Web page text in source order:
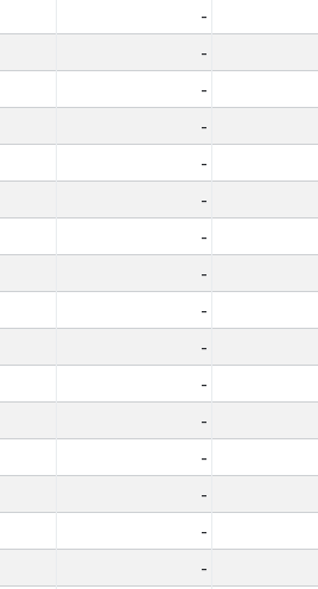
-
-
-
-
-
-
-
-
-
-
-
-
-
-
-
-